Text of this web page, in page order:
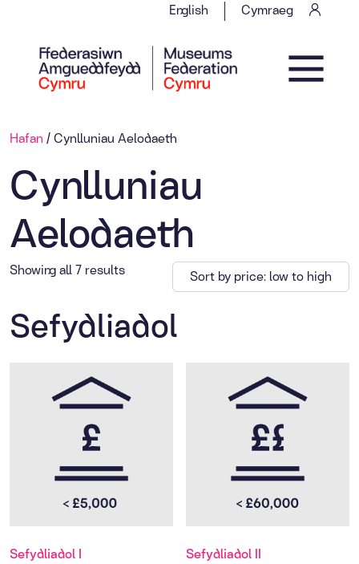
English Cymraeg
Main Navigation
Hafan / Cynlluniau Aelodaeth
Cynlluniau
Aelodaeth
Showing all 7 resultsSorted by price: low to high
Sefydliadol
Sefydliadol I Sefydliadol II